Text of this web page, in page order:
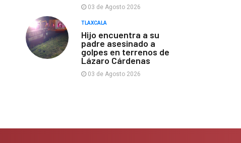
03 de Agosto 2026
TLAXCALA
Hijo encuentra a su
padre asesinado a
golpes en terrenos de
Lázaro Cárdenas
03 de Agosto 2026